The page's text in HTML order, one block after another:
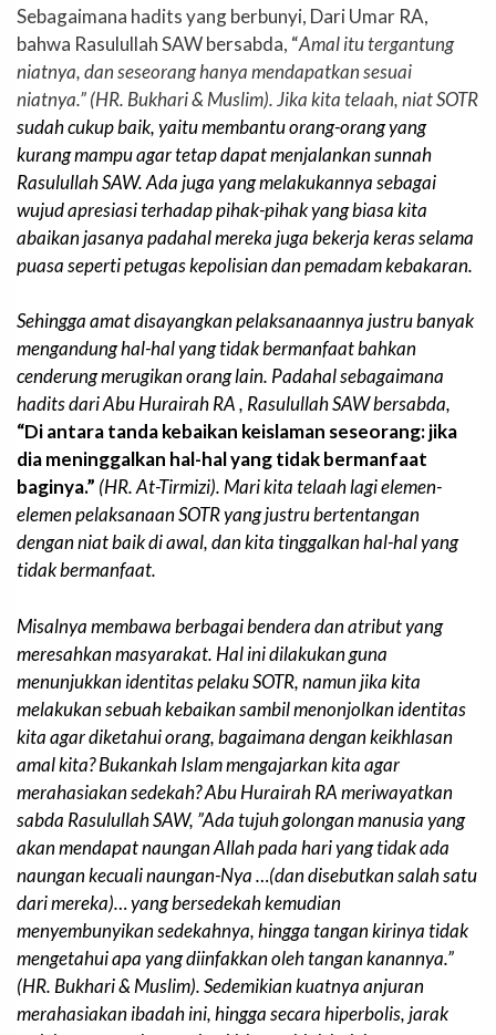
Sebagaimana hadits yang berbunyi, Dari Umar RA,
bahwa Rasulullah SAW bersabda, “Amal itu tergantung
niatnya, dan seseorang hanya mendapatkan sesuai
niatnya.” (HR. Bukhari & Muslim). Jika kita telaah, niat SOTR
sudah cukup baik, yaitu membantu orang-orang yang
kurang mampu agar tetap dapat menjalankan sunnah
Rasulullah SAW. Ada juga yang melakukannya sebagai
wujud apresiasi terhadap pihak-pihak yang biasa kita
abaikan jasanya padahal mereka juga bekerja keras selama
puasa seperti petugas kepolisian dan pemadam kebakaran.
Sehingga amat disayangkan pelaksanaannya justru banyak
mengandung hal-hal yang tidak bermanfaat bahkan
cenderung merugikan orang lain. Padahal sebagaimana
hadits dari Abu Hurairah RA , Rasulullah SAW bersabda,
“Di antara tanda kebaikan keislaman seseorang: jika
dia meninggalkan hal-hal yang tidak bermanfaat
baginya.” (HR. At-Tirmizi). Mari kita telaah lagi elemen-
elemen pelaksanaan SOTR yang justru bertentangan
dengan niat baik di awal, dan kita tinggalkan hal-hal yang
tidak bermanfaat.
Misalnya membawa berbagai bendera dan atribut yang
meresahkan masyarakat. Hal ini dilakukan guna
menunjukkan identitas pelaku SOTR, namun jika kita
melakukan sebuah kebaikan sambil menonjolkan identitas
kita agar diketahui orang, bagaimana dengan keikhlasan
amal kita? Bukankah Islam mengajarkan kita agar
merahasiakan sedekah? Abu Hurairah RA meriwayatkan
sabda Rasulullah SAW, ”Ada tujuh golongan manusia yang
akan mendapat naungan Allah pada hari yang tidak ada
naungan kecuali naungan-Nya …(dan disebutkan salah satu
dari mereka)… yang bersedekah kemudian
menyembunyikan sedekahnya, hingga tangan kirinya tidak
mengetahui apa yang diinfakkan oleh tangan kanannya.”
(HR. Bukhari & Muslim). Sedemikian kuatnya anjuran
merahasiakan ibadah ini, hingga secara hiperbolis, jarak